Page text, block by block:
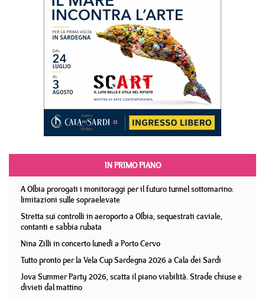
IN PRIMO PIANO
A Olbia prorogati i monitoraggi per il futuro tunnel sottomarino:
limitazioni sulle sopraelevate
Stretta sui controlli in aeroporto a Olbia, sequestrati caviale,
contanti e sabbia rubata
Nina Zilli in concerto lunedì a Porto Cervo
Tutto pronto per la Vela Cup Sardegna 2026 a Cala dei Sardi
Jova Summer Party 2026, scatta il piano viabilità. Strade chiuse e
divieti dal mattino